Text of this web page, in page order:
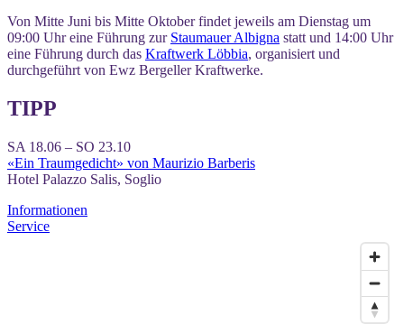
Von Mitte Juni bis Mitte Oktober findet jeweils am Dienstag um
09:00 Uhr eine Führung zur Staumauer Albigna statt und 14:00 Uhr
eine Führung durch das Kraftwerk Löbbia, organisiert und
durchgeführt von Ewz Bergeller Kraftwerke.
TIPP
SA 18.06 – SO 23.10
«Ein Traumgedicht» von Maurizio Barberis
Hotel Palazzo Salis, Soglio
Informationen
Service